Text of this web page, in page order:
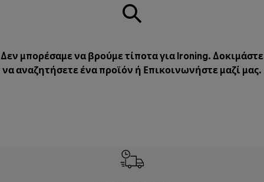
Δεν μπορέσαμε να βρούμε τίποτα για Ironing. Δοκιμάστε
να αναζητήσετε ένα προϊόν ή Επικοινωνήστε μαζί μας.